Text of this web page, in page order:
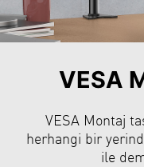
VESA
VESA Montaj
herhangi bir
ile